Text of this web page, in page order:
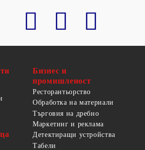
Бизнес и
промишленост
Ресторантьорство
Обработка на материали
Търговия на дребно
Маркетинг и реклама
Детектиращи устройства
Табели